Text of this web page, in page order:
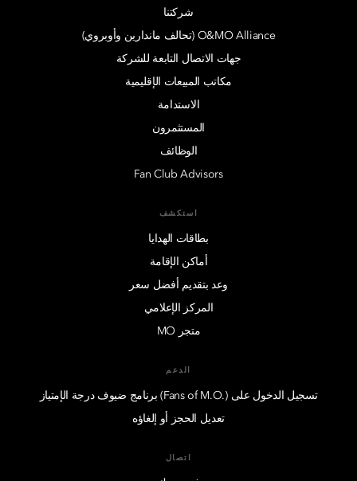
شركتنا
O&MO Alliance (تحالف ماندارين وأوبروي)
جهات الاتصال التابعة للشركة
مكاتب المبيعات الإقليمية
الاستدامة
المستثمرون
الوظائف
Fan Club Advisors
استكشف
بطاقات الهدايا
أماكن الإقامة
وعد بتقديم أفضل سعر
المركز الإعلامي
متجر MO
الدعم
تسجيل الدخول على (.Fans of M.O) برنامج ضيوف درجة الإمتياز
تعديل الحجز أو إلغاؤه
اتصال